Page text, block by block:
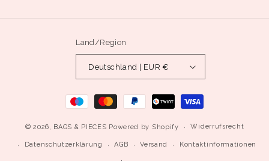
Land/Region
Deutschland | EUR €
Zahlungsmethoden
© 2026, BAGS & PIECES Powered by Shopify Widerrufsrecht
Datenschutzerklärung AGB Versand Kontaktinformationen